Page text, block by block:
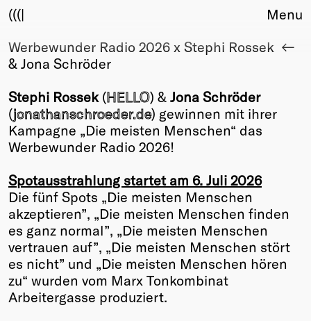
(((|
About
Club
Sponsors
Fair Work
TBD
Upcoming
Past
Membership
Info
Members
Young Creatives
Friends of Creativity
Menu
Werbewunder Radio 2026 x Stephi Rossek
& Jona Schröder
Stephi Rossek(HELLO) & Jona Schröder
(jonathanschroeder.de) gewinnen mit ihrer
Kampagne „Die meisten Menschen“ das
Werbewunder Radio 2026!
Spotausstrahlung startet am 6. Juli 2026
Die fünf Spots „Die meisten Menschen
akzeptieren”, „Die meisten Menschen finden
es ganz normal”, „Die meisten Menschen
vertrauen auf”, „Die meisten Menschen stört
es nicht” und „Die meisten Menschen hören
zu“ wurden vom Marx Tonkombinat
Arbeitergasse produziert.